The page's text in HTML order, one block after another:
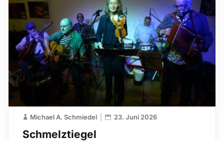
Schmelztiegel
Michael A. Schmiedel 23. Juni 2026